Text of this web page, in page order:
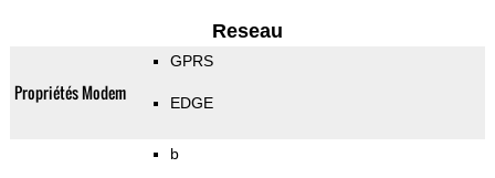
Reseau
Propriétés Modem
GPRS
EDGE
b